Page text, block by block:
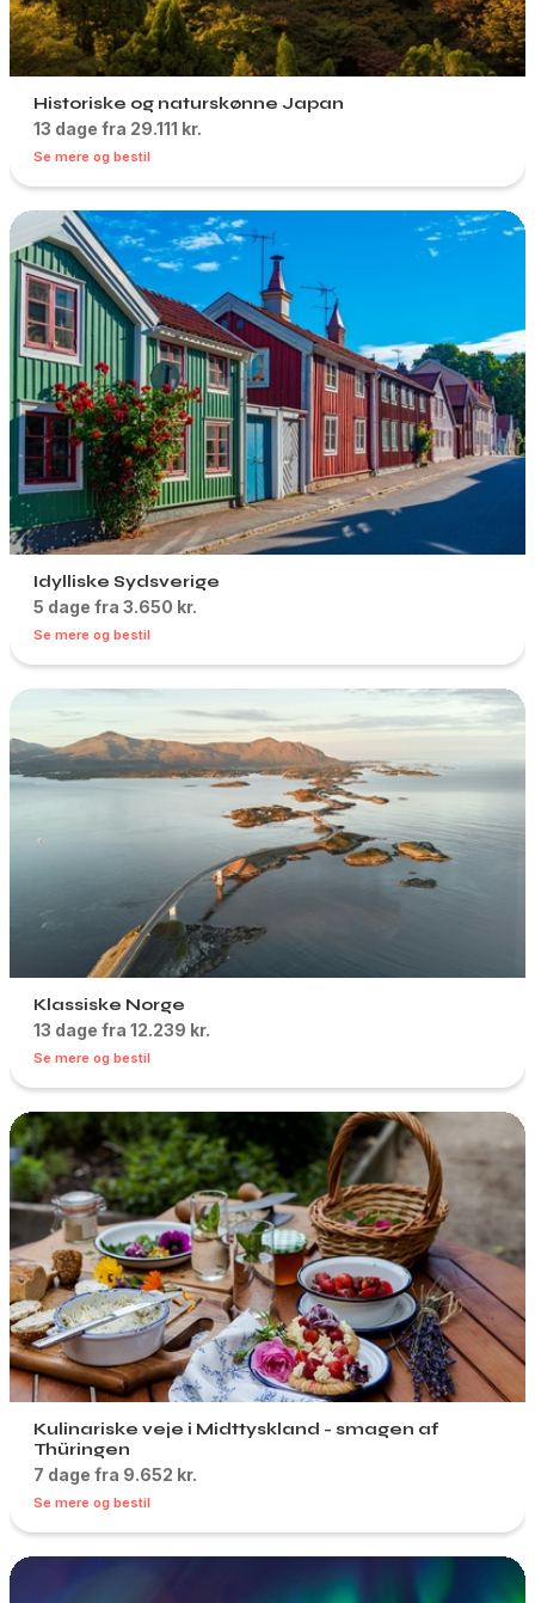
Historiske og naturskønne Japan
13 dage fra 29.111 kr.
Se mere og bestil
Idylliske Sydsverige
5 dage fra 3.650 kr.
Se mere og bestil
Klassiske Norge
13 dage fra 12.239 kr.
Se mere og bestil
Kulinariske veje i Midttyskland - smagen af
Thüringen
7 dage fra 9.652 kr.
Se mere og bestil